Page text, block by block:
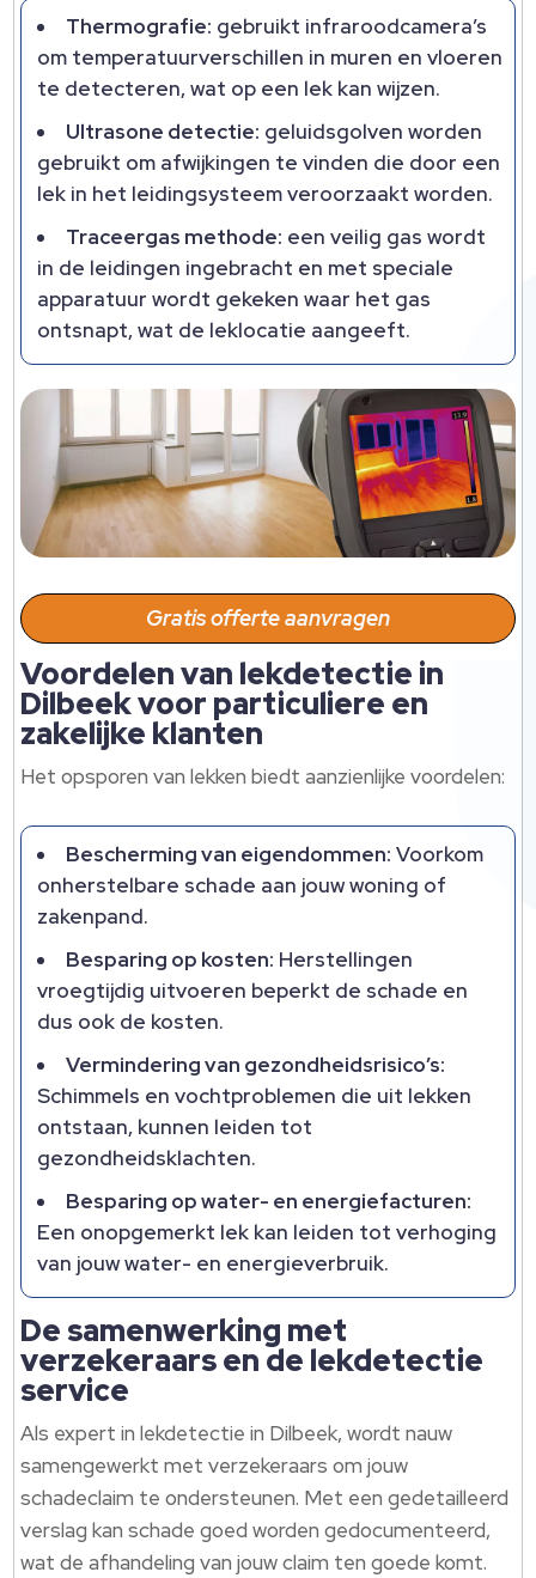
Thermografie: gebruikt infraroodcamera’s
om temperatuurverschillen in muren en vloeren
te detecteren, wat op een lek kan wijzen.
Ultrasone detectie: geluidsgolven worden
gebruikt om afwijkingen te vinden die door een
lek in het leidingsysteem veroorzaakt worden.
Traceergas methode: een veilig gas wordt
in de leidingen ingebracht en met speciale
apparatuur wordt gekeken waar het gas
ontsnapt, wat de leklocatie aangeeft.
Gratis offerte aanvragen
Voordelen van lekdetectie in
Dilbeek voor particuliere en
zakelijke klanten
Het opsporen van lekken biedt aanzienlijke voordelen:
Bescherming van eigendommen: Voorkom
onherstelbare schade aan jouw woning of
zakenpand.
Besparing op kosten: Herstellingen
vroegtijdig uitvoeren beperkt de schade en
dus ook de kosten.
Vermindering van gezondheidsrisico’s:
Schimmels en vochtproblemen die uit lekken
ontstaan, kunnen leiden tot
gezondheidsklachten.
Besparing op water- en energiefacturen:
Een onopgemerkt lek kan leiden tot verhoging
van jouw water- en energieverbruik.
De samenwerking met
verzekeraars en de lekdetectie
service
Als expert in lekdetectie in Dilbeek, wordt nauw
samengewerkt met verzekeraars om jouw
schadeclaim te ondersteunen. Met een gedetailleerd
verslag kan schade goed worden gedocumenteerd,
wat de afhandeling van jouw claim ten goede komt.